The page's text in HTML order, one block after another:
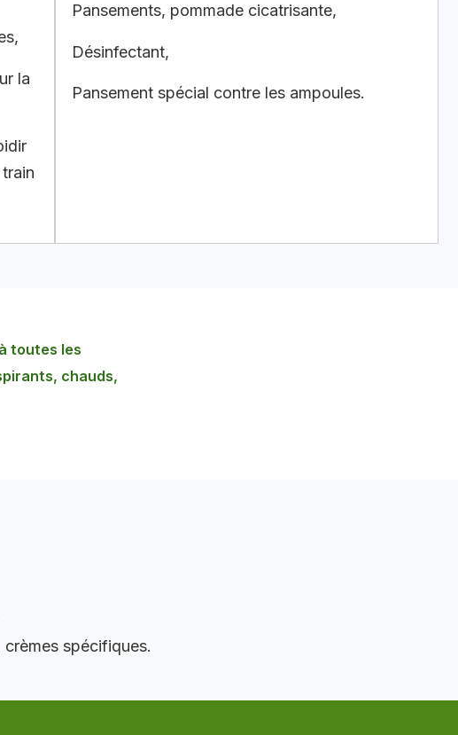
la
Pansements, pommade cicatrisante,
Désinfectant,
Pansement spécial contre les ampoules.
toutes les
chauds,
spécifiques.